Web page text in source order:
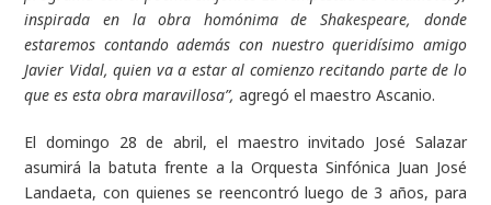
inspirada en la obra homónima de Shakespeare, donde
estaremos contando además con nuestro queridísimo amigo
Javier Vidal, quien va a estar al comienzo recitando parte de lo
que es esta obra maravillosa”,agregó el maestro Ascanio.
El domingo 28 de abril, el maestro invitado José Salazar
asumirá la batuta frente a la Orquesta Sinfónica Juan José
Landaeta, con quienes se reencontró luego de 3 años, para